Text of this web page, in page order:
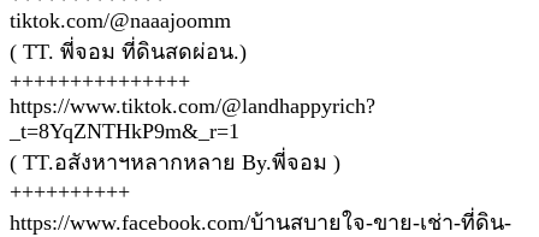
tiktok.com/@naaajoomm
( TT. พี่จอม ที่ดินสดผ่อน.)
+++++++++++++++
https://www.tiktok.com/@landhappyrich?
_t=8YqZNTHkP9m&_r=1
( TT.อสังหาฯหลากหลาย By.พี่จอม )
++++++++++
https://www.facebook.com/บ้านสบายใจ-ขาย-เช่า-ที่ดิน-